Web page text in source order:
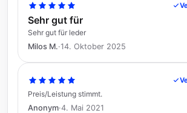
Sehr gut für
Sehr gut für leder
Milos M.·14. Oktober 2025
Preis/Leistung stimmt.
Anonym·4. Mai 2021